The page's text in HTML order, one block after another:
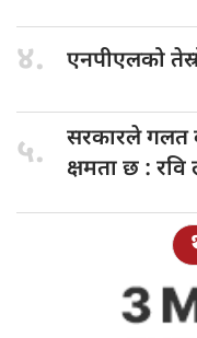
४. एनपीएलको
५. सरकारले गलत
क्षमता छ : रवि